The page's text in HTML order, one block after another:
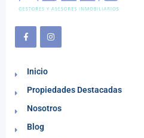
Inicio
Propiedades Destacadas
Nosotros
Blog